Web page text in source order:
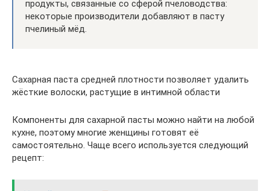
продукты, связанные со сферой пчеловодства:
некоторые производители добавляют в пасту
пчелиный мёд.
Сахарная паста средней плотности позволяет удалить
жёсткие волоски, растущие в интимной области
Компоненты для сахарной пасты можно найти на любой
кухне, поэтому многие женщины готовят её
самостоятельно. Чаще всего используется следующий
рецепт: